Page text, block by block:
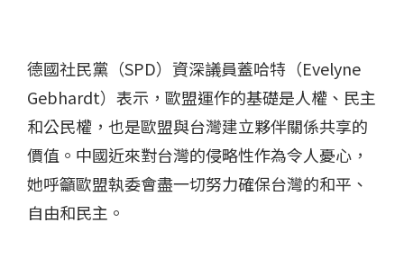
德國社民黨（SPD）資深議員蓋哈特（Evelyne
Gebhardt）表示，歐盟運作的基礎是人權、民主
和公民權，也是歐盟與台灣建立夥伴關係共享的
價值。中國近來對台灣的侵略性作為令人憂心，
她呼籲歐盟執委會盡一切努力確保台灣的和平、
自由和民主。